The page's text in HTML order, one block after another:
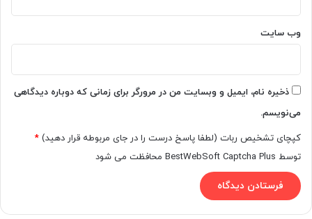
وب‌ سایت
ذخیره نام، ایمیل و وبسایت من در مرورگر برای زمانی که دوباره دیدگاهی
می‌نویسم.
کپچای تشخیص ربات (لطفا پاسخ درست را در جای مربوطه قرار دهید) *
توسط BestWebSoft Captcha Plus محافظت می شود